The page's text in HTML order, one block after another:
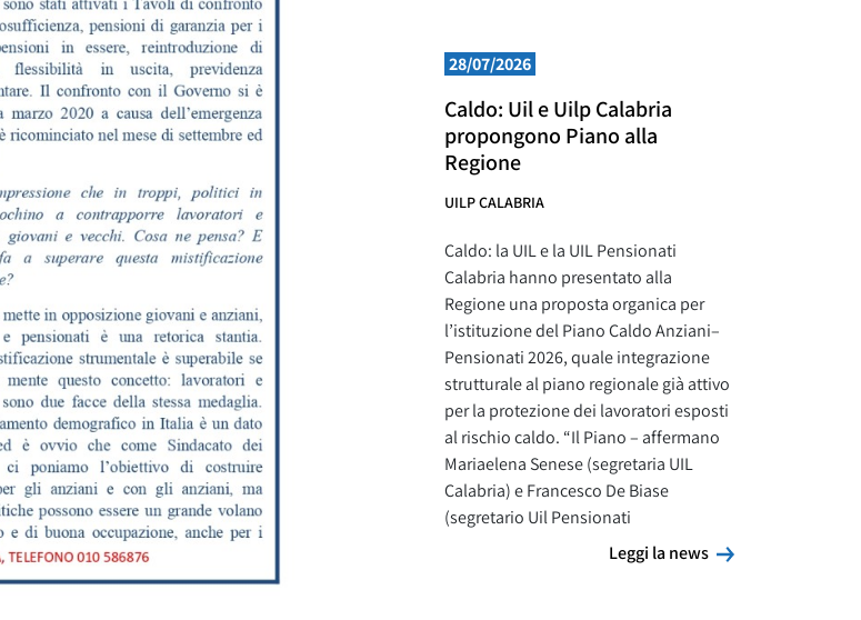
28/07/2026
Caldo: Uil e Uilp Calabria
propongono Piano alla
Regione
UILP CALABRIA
Caldo: la UIL e la UIL Pensionati
Calabria hanno presentato alla
Regione una proposta organica per
l’istituzione del Piano Caldo Anziani–
Pensionati 2026, quale integrazione
strutturale al piano regionale già attivo
per la protezione dei lavoratori esposti
al rischio caldo. “Il Piano – affermano
Mariaelena Senese (segretaria UIL
Calabria) e Francesco De Biase
(segretario Uil Pensionati
Leggi la news
Leggi la news